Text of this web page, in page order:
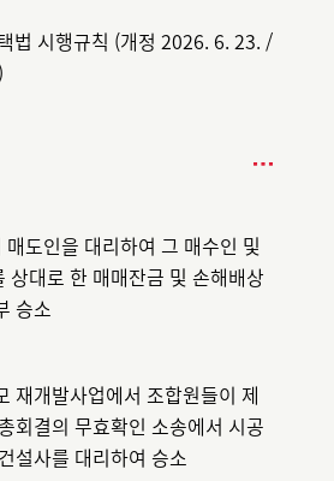
법 시행규칙 (개정 2026. 6. 23. /
매도인을 대리하여 그 매수인 및
상대로 한 매매잔금 및 손해배상
승소
재개발사업에서 조합원들이 제
회결의 무효확인 소송에서 시공
설사를 대리하여 승소